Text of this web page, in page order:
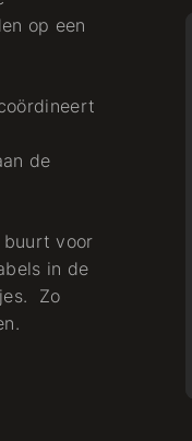
op een
de
buurt voor
in de
Zo